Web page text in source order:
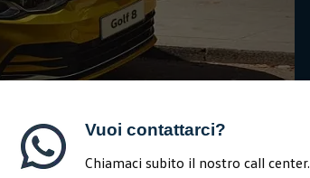
Vuoi contattarci?
Chiamaci subito il nostro call center.